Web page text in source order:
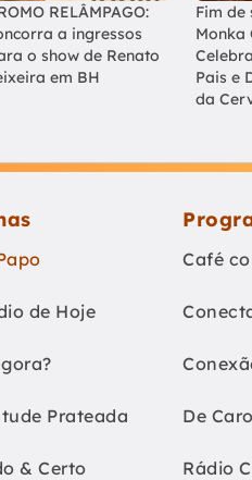
RELÂMPAGO:
a ingressos
o show de Renato
em BH
Fim de
Monka
Pais e
da
de Hoje
Prateada
& Certo
Café
De
Rádio